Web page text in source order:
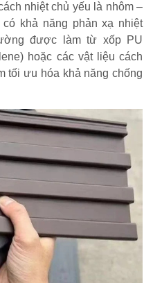
nhiệt chủ yếu là nhôm –
khả năng phản xạ nhiệt
được làm từ xốp PU
hoặc các vật liệu cách
tối ưu hóa khả năng chống